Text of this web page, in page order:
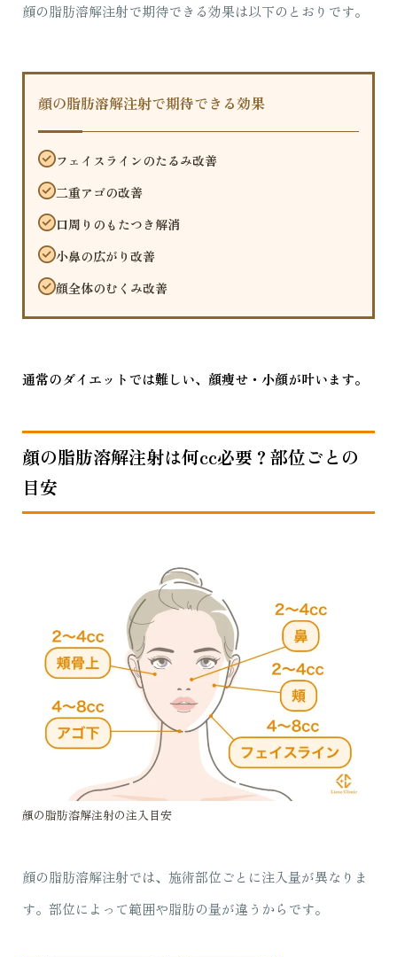
顔の脂肪溶解注射で期待できる効果は以下のとおりです。
顔の脂肪溶解注射で期待できる効果
フェイスラインのたるみ改善
二重アゴの改善
口周りのもたつき解消
小鼻の広がり改善
顔全体のむくみ改善
通常のダイエットでは難しい、顔痩せ・小顔が叶います。
顔の脂肪溶解注射は何cc必要？部位ごとの
目安
顔の脂肪溶解注射の注入目安
顔の脂肪溶解注射では、施術部位ごとに注入量が異なりま
す。部位によって範囲や脂肪の量が違うからです。